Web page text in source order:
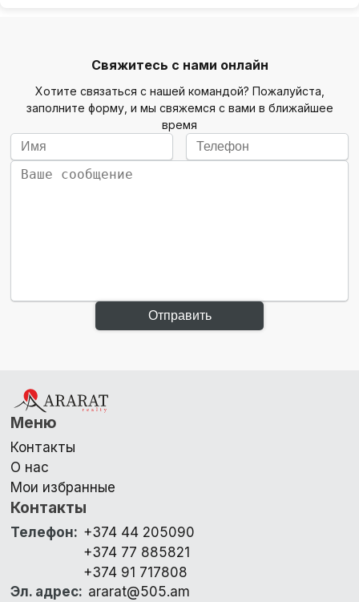
Свяжитесь с нами онлайн
Хотите связаться с нашей командой? Пожалуйста,
заполните форму, и мы свяжемся с вами в ближайшее
время
Отправить
Меню
Контакты
О нас
Мои избранные
Контакты
Телефон: +374 44 205090
+374 77 885821
+374 91 717808
Эл. адрес: ararat@505.am